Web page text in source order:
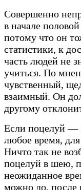
Совершенно
в начале
потому что он
статистики, к
часть людей не
учиться. По
чувственный,
взаимный. Он
другому
Если поцелуй —
любое время,
Ничто так не
поцелуй в шею,
неожиданное
можно до, после